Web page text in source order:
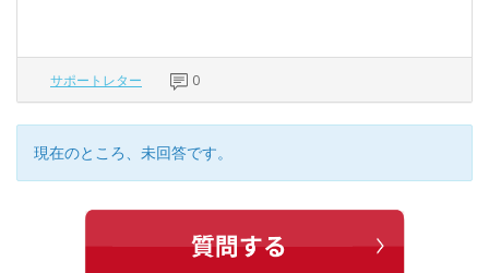
サポートレター 0
現在のところ、未回答です。